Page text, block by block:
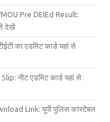
Pre DElEd Result:
देखें
का एडमिट कार्ड यहां से
नीट एडमिट कार्ड यहां से
Link: यूपी पुलिस कांस्टेबल